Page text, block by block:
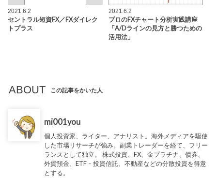
2021.6.2
セントラル短資FX／FXダイレク
トプラス
2021.6.2
プロのFXチャート分析実践講座
「A/Dラインの見方と勝つための
活用法」
ABOUT この記事をかいた人
mi001you
個人投資家、ライター、アナリスト。海外メディアを駆使
した市場リサーチが強み。副業トレーダーを経て、フリー
ランスとして独立。 株式投資、FX、金プラチナ、債券、
外貨預金、ETF・投資信託、不動産などの分散投資を得意
とする。